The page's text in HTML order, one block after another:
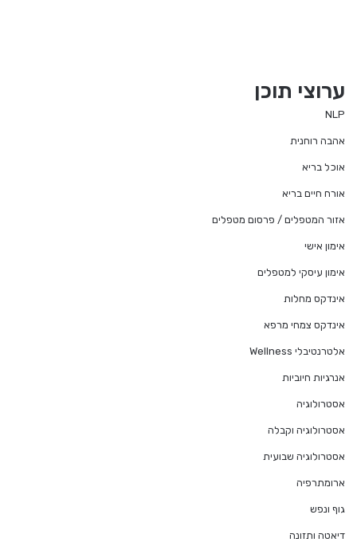
ערוצי תוכן
NLP
אהבה רוחנית
אוכל בריא
אורח חיים בריא
אזור המטפלים / פרסום מטפלים
אימון אישי
אימון עיסקי למטפלים
אינדקס מחלות
אינדקס צמחי מרפא
אלטרנטיבלי Wellness
אנרגיות חיוביות
אסטרולוגיה
אסטרולוגיה וקבלה
אסטרולוגיה שבועית
ארומתרפיה
גוף ונפש
דיאטה ותזונה